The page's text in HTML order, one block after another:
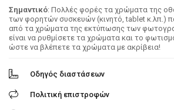
Σημαντικό: Πολλές φορές τα χρώματα της
των φορητών συσκευών (κινητό, tablet κ.λπ.)
από τα χρώματα της εκτύπωσης των
είναι να ρυθμίσετε τα χρώματα και το
ώστε να βλέπετε τα χρώματα με ακρίβεια!
Οδηγός διαστάσεων
Πολιτική επιστροφών